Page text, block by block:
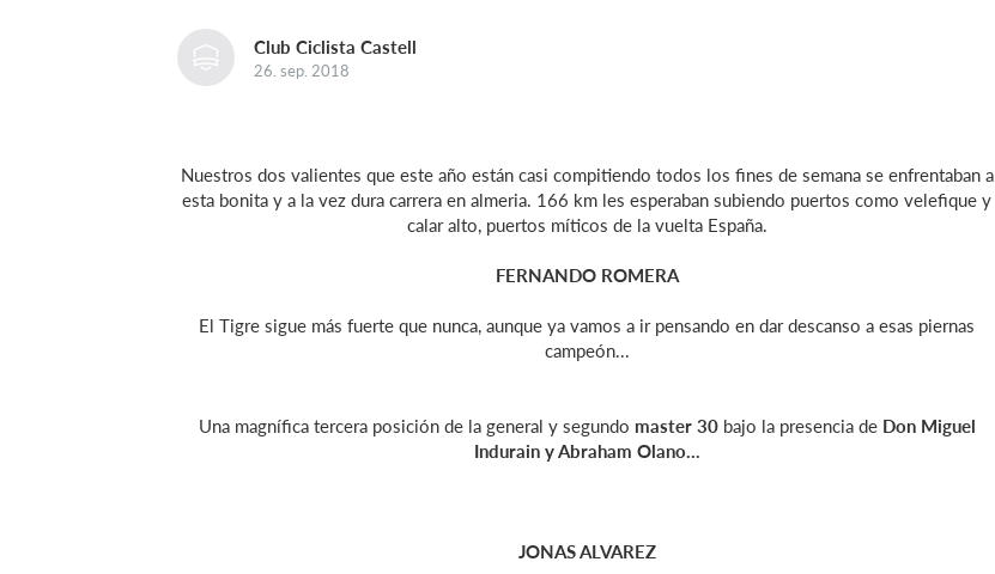
Club Ciclista Castell
26. sep. 2018
Nuestros dos valientes que este año están casi compitiendo todos los fines de semana se enfrentaban a
esta bonita y a la vez dura carrera en almeria. 166 km les esperaban subiendo puertos como velefique y
calar alto, puertos míticos de la vuelta España.
FERNANDO ROMERA
El Tigre sigue más fuerte que nunca, aunque ya vamos a ir pensando en dar descanso a esas piernas
campeón...
Una magnífica tercera posición de la general y segundo master 30bajo la presencia deDon Miguel
Indurain y Abraham Olano...
JONAS ALVAREZ